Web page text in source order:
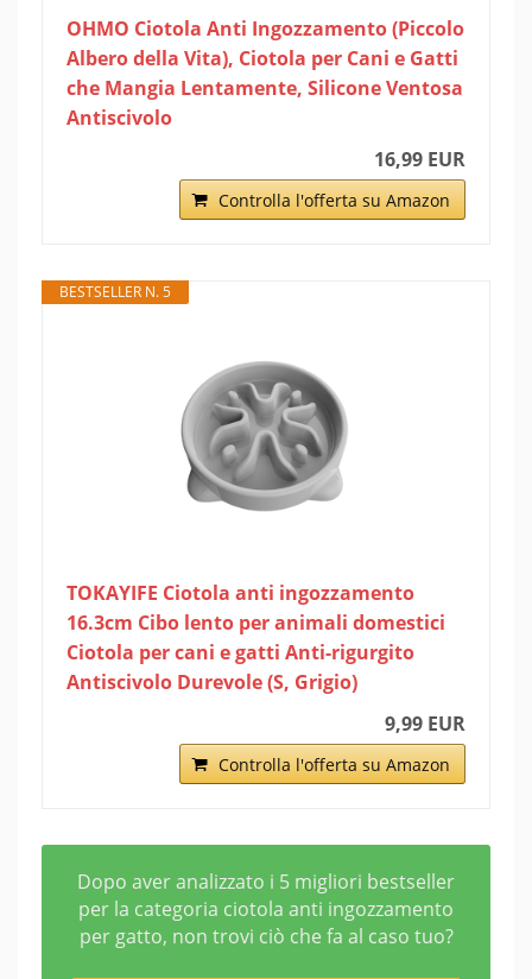
OHMO Ciotola Anti Ingozzamento (Piccolo
Albero della Vita), Ciotola per Cani e Gatti
che Mangia Lentamente, Silicone Ventosa
Antiscivolo
16,99 EUR
Controlla l'offerta su Amazon
BESTSELLER N. 5
TOKAYIFE Ciotola anti ingozzamento
16.3cm Cibo lento per animali domestici
Ciotola per cani e gatti Anti-rigurgito
Antiscivolo Durevole (S, Grigio)
9,99 EUR
Controlla l'offerta su Amazon
Dopo aver analizzato i 5 migliori bestseller
per la categoria ciotola anti ingozzamento
per gatto, non trovi ciò che fa al caso tuo?